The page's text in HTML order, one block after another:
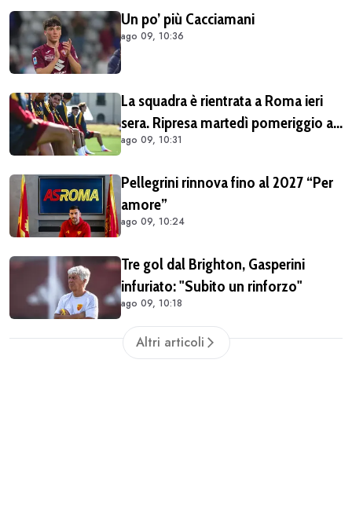
Un po’ più Cacciamani
ago 09, 10:36
La squadra è rientrata a Roma ieri
sera. Ripresa martedì pomeriggio a
Trigoria
ago 09, 10:31
Pellegrini rinnova fino al 2027 “Per
amore”
ago 09, 10:24
Tre gol dal Brighton, Gasperini
infuriato: "Subito un rinforzo"
ago 09, 10:18
Altri articoli